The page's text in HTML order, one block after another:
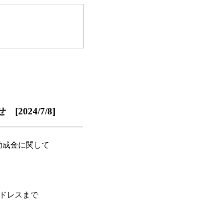
[2024/7/8]
金に関して
レスまで